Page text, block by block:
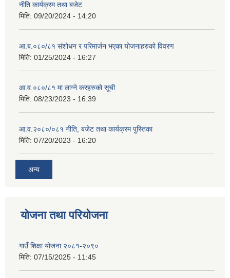
नीति कार्यक्रम तथा बजेट
मिति: 09/20/2024 - 14:20
आ.ब.०८०/८१ संशोधन र परिमार्जन भएका योजनाहरुको विवरण
मिति: 01/25/2024 - 16:27
आ.व.०८०/८१ मा लाग्ने करहरुको सूची
मिति: 08/23/2023 - 16:39
आ.व.२०८०/०८१ नीति, बजेट तथा कार्यक्रम पुस्तिका
मिति: 07/20/2023 - 16:20
अन्य
योजना तथा परियोजना
गाउँ शिक्षा योजना २०८१-२०९०
मिति: 07/15/2025 - 11:45